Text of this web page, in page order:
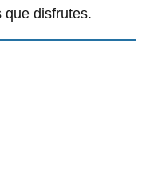
que disfrutes.